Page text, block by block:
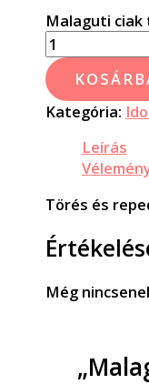
Malaguti ciak
Kategória:
Leírás
Törés és
Még